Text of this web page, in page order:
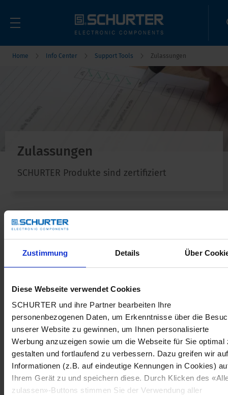
Zustimmung Details Über
Diese Webseite verwendet Cookies
SCHURTER und ihre Partner bearbeiten Ihre
personenbezogenen Daten, um Erkenntnisse über die
unserer Website zu gewinnen, um Ihnen personalisierte
Werbung anzuzeigen sowie um die Webseite für Sie optimal
gestalten und fortlaufend zu verbessern. Dazu greifen wir auf
Informationen (z.B. auf eindeutige Kennungen in Cookies)
Ihrem Gerät zu und speichern diese. Durch Klicken des
zulassen»-Buttons stimmen Sie der Verwendung aller
Home Info Center Support Tools Zulassungen
Zulassungen
SCHURTER Produkte sind zertifiziert